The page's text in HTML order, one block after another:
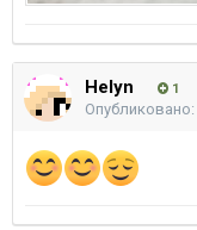
Helyn 1
Опубликовано: